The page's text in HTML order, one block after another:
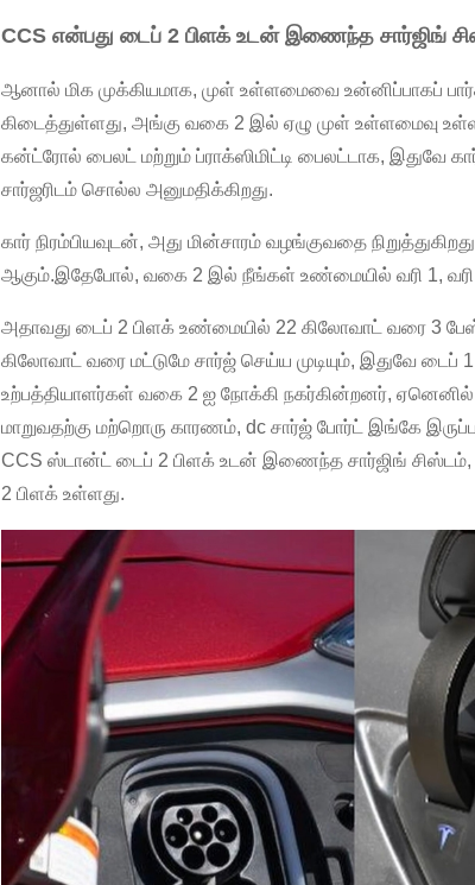
CCS என்பது டைப் 2 பிளக் உடன் இணைந்த சார்ஜிங்
ஆனால் மிக முக்கியமாக, முள் உள்ளமைவை உன்னிப்பாகப்
கிடைத்துள்ளது, அங்கு வகை 2 இல் ஏழு முள் உள்ளமைவு
கன்ட்ரோல் பைலட் மற்றும் ப்ராக்ஸிமிட்டி பைலட்டாக,
சார்ஜரிடம் சொல்ல அனுமதிக்கிறது.
கார் நிரம்பியவுடன், அது மின்சாரம் வழங்குவதை
ஆகும்.இதேபோல், வகை 2 இல் நீங்கள் உண்மையில் வரி 1, வரி 2,
அதாவது டைப் 2 பிளக் உண்மையில் 22 கிலோவாட் வரை 3
கிலோவாட் வரை மட்டுமே சார்ஜ் செய்ய முடியும், இதுவே டைப்
உற்பத்தியாளர்கள் வகை 2 ஐ நோக்கி நகர்கின்றனர், ஏனெனில்
மாறுவதற்கு மற்றொரு காரணம், dc சார்ஜ் போர்ட் இங்கே
CCS ஸ்டான்ட் டைப் 2 பிளக் உடன் இணைந்த சார்ஜிங் சிஸ்டம்,
2 பிளக் உள்ளது.